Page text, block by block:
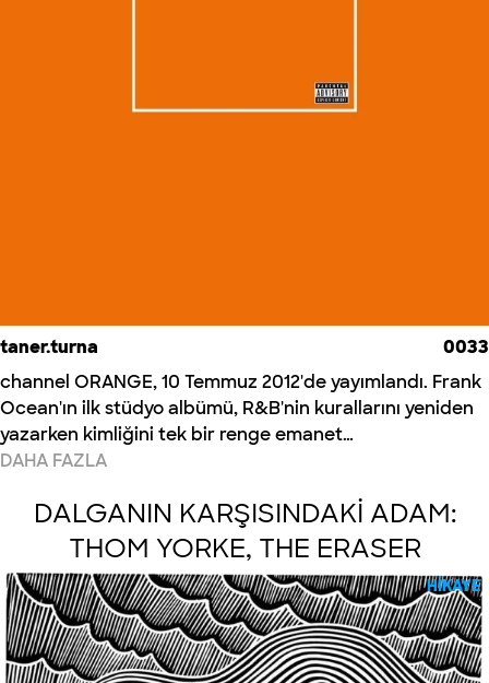
taner.turna
0033
channel ORANGE, 10 Temmuz 2012'de yayımlandı. Frank
Ocean'ın ilk stüdyo albümü, R&B'nin kurallarını yeniden
yazarken kimliğini tek bir renge emanet…
DAHA FAZLA
DALGANIN KARŞISINDAKİ ADAM:
THOM YORKE, THE ERASER
HIKAYE